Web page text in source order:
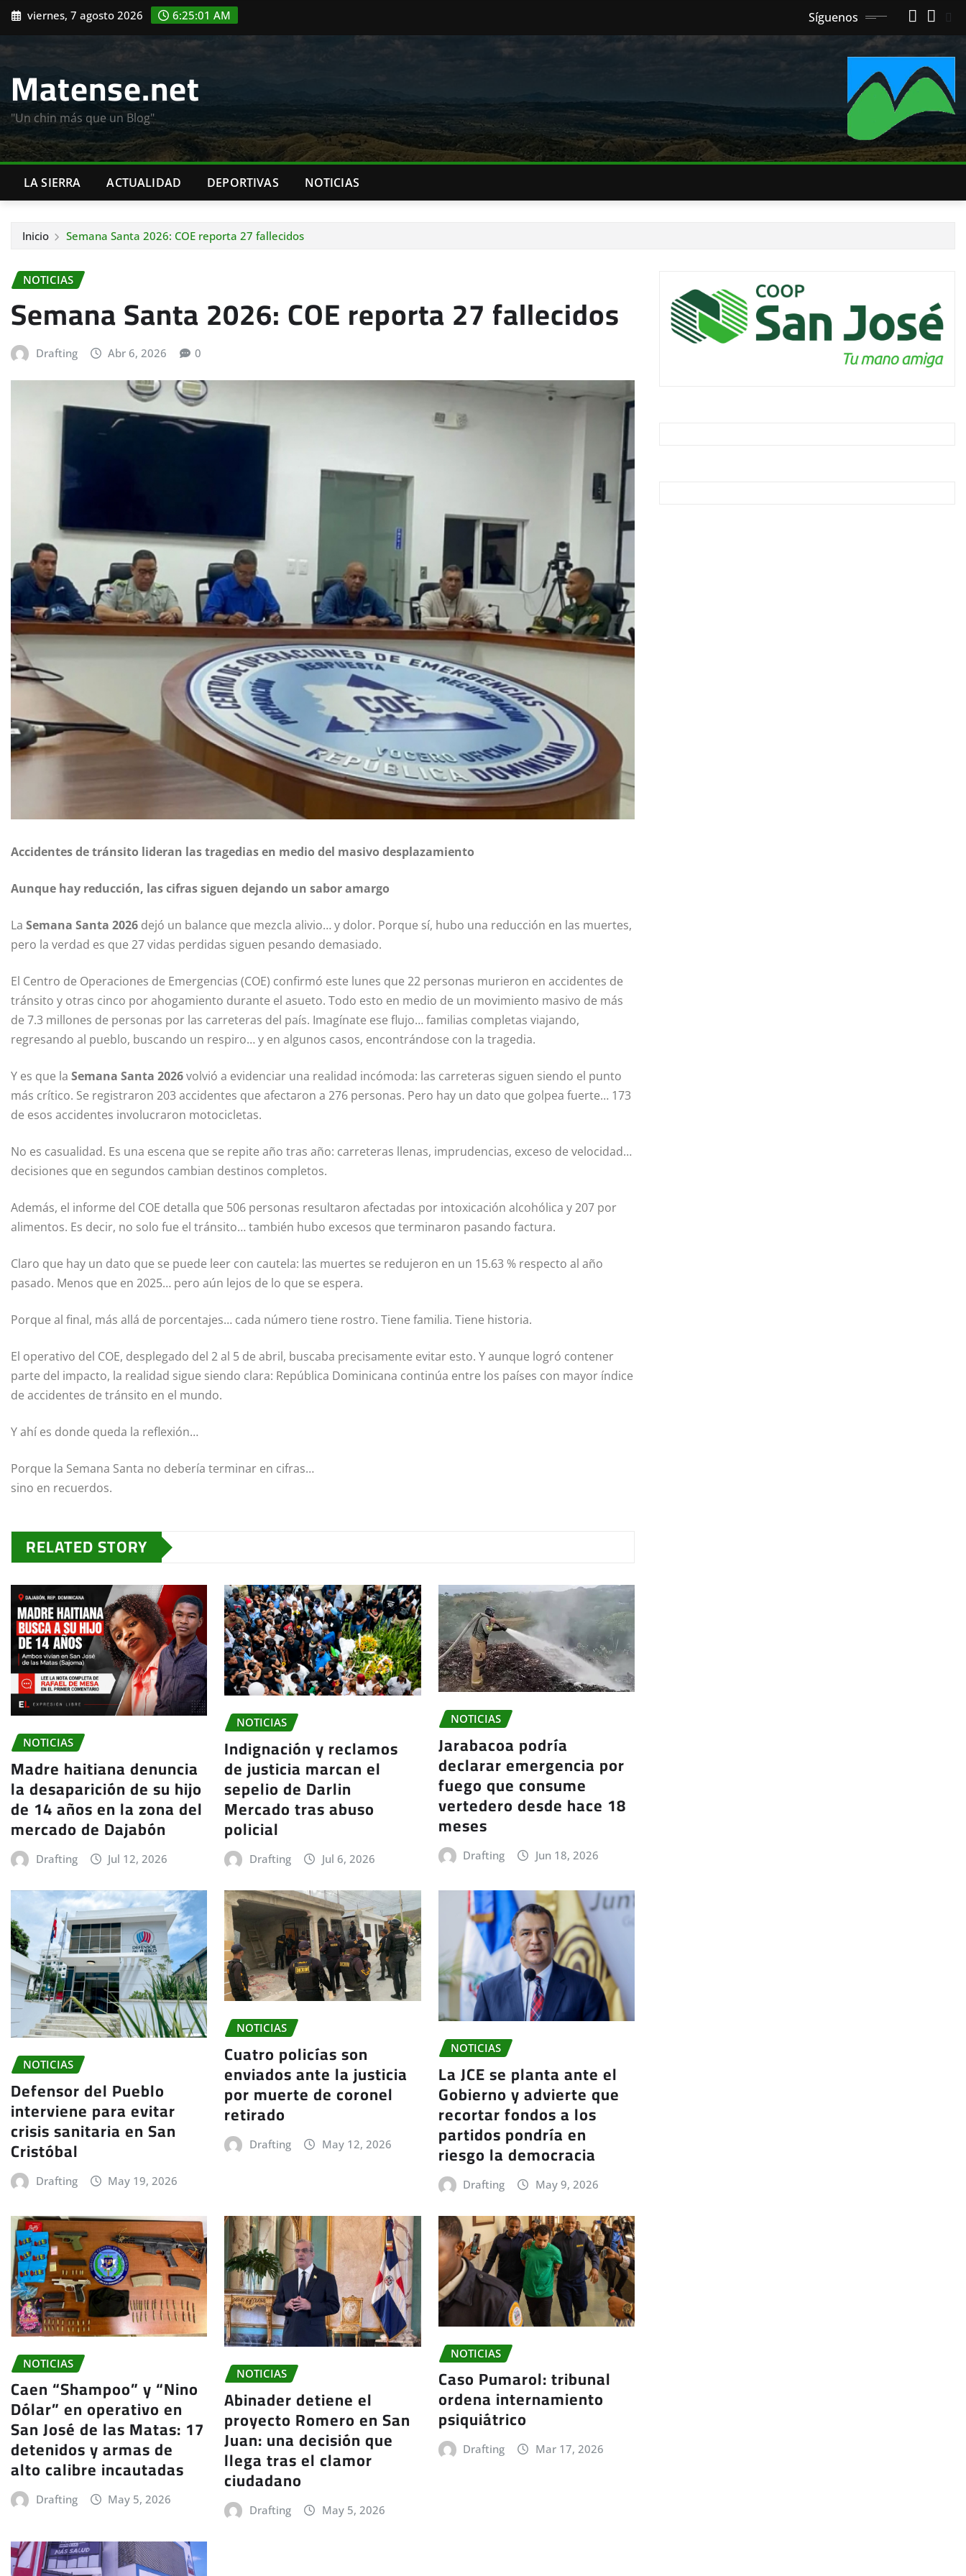
Saltar
contenido
viernes, 7 agosto 2026 6:25:02 AM Síguenos
Matense.net
"Un chin más que un Blog"
LA SIERRA ACTUALIDAD DEPORTIVAS NOTICIAS
Inicio Semana Santa 2026: COE reporta 27 fallecidos
NOTICIAS
Semana Santa 2026: COE reporta 27 fallecidos
Drafting Abr 6, 2026 0
Accidentes de tránsito lideran las tragedias en medio del masivo desplazamiento
Aunque hay reducción, las cifras siguen dejando un sabor amargo
La Semana Santa 2026 dejó un balance que mezcla alivio… y dolor. Porque sí, hubo una reducción en las muertes,
pero la verdad es que 27 vidas perdidas siguen pesando demasiado.
El Centro de Operaciones de Emergencias (COE) confirmó este lunes que 22 personas murieron en accidentes de
tránsito y otras cinco por ahogamiento durante el asueto. Todo esto en medio de un movimiento masivo de más
de 7.3 millones de personas por las carreteras del país. Imagínate ese flujo… familias completas viajando,
regresando al pueblo, buscando un respiro… y en algunos casos, encontrándose con la tragedia.
Y es que la Semana Santa 2026volvió a evidenciar una realidad incómoda: las carreteras siguen siendo el punto
más crítico. Se registraron 203 accidentes que afectaron a 276 personas. Pero hay un dato que golpea fuerte… 173
de esos accidentes involucraron motocicletas.
No es casualidad. Es una escena que se repite año tras año: carreteras llenas, imprudencias, exceso de velocidad…
decisiones que en segundos cambian destinos completos.
Además, el informe del COE detalla que 506 personas resultaron afectadas por intoxicación alcohólica y 207 por
alimentos. Es decir, no solo fue el tránsito… también hubo excesos que terminaron pasando factura.
Claro que hay un dato que se puede leer con cautela: las muertes se redujeron en un 15.63 % respecto al año
pasado. Menos que en 2025… pero aún lejos de lo que se espera.
Porque al final, más allá de porcentajes… cada número tiene rostro. Tiene familia. Tiene historia.
El operativo del COE, desplegado del 2 al 5 de abril, buscaba precisamente evitar esto. Y aunque logró contener
parte del impacto, la realidad sigue siendo clara: República Dominicana continúa entre los países con mayor índice
de accidentes de tránsito en el mundo.
Y ahí es donde queda la reflexión…
Porque la Semana Santa no debería terminar en cifras…
sino en recuerdos.
RELATED STORY
NOTICIAS
Madre haitiana denuncia
la desaparición de su hijo
de 14 años en la zona del
mercado de Dajabón
Drafting Jul 12, 2026
NOTICIAS
Indignación y reclamos
de justicia marcan el
sepelio de Darlin
Mercado tras abuso
policial
Drafting Jul 6, 2026
NOTICIAS
Jarabacoa podría
declarar emergencia por
fuego que consume
vertedero desde hace 18
meses
Drafting Jun 18, 2026
NOTICIAS
Defensor del Pueblo
interviene para evitar
crisis sanitaria en San
Cristóbal
Drafting May 19, 2026
NOTICIAS
Cuatro policías son
enviados ante la justicia
por muerte de coronel
retirado
Drafting May 12, 2026
NOTICIAS
La JCE se planta ante el
Gobierno y advierte que
recortar fondos a los
partidos pondría en
riesgo la democracia
Drafting May 9, 2026
NOTICIAS
Caen “Shampoo” y “Nino
Dólar” en operativo en
San José de las Matas: 17
detenidos y armas de
alto calibre incautadas
Drafting May 5, 2026
NOTICIAS
Abinader detiene el
proyecto Romero en San
Juan: una decisión que
llega tras el clamor
ciudadano
Drafting May 5, 2026
NOTICIAS
Caso Pumarol: tribunal
ordena internamiento
psiquiátrico
Drafting Mar 17, 2026